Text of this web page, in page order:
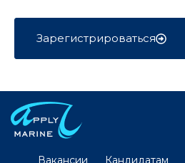
Зарегистрироваться
Вакансии Кандидатам